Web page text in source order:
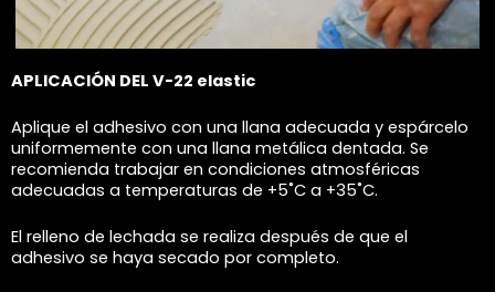
APLICACIÓN DEL V-22 elastic
Aplique el adhesivo con una llana adecuada y espárcelo
uniformemente con una llana metálica dentada. Se
recomienda trabajar en condiciones atmosféricas
adecuadas a temperaturas de +5˚C a +35˚C.
El relleno de lechada se realiza después de que el
adhesivo se haya secado por completo.